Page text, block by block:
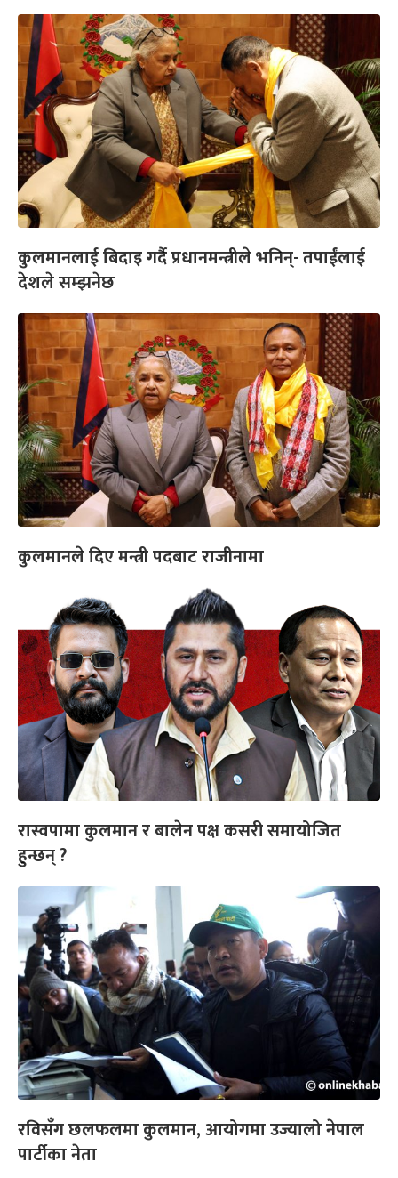
कुलमानलाई बिदाइ गर्दै प्रधानमन्त्रीले भनिन्- तपाईंलाई
देशले सम्झनेछ
कुलमानले दिए मन्त्री पदबाट राजीनामा
रास्वपामा कुलमान र बालेन पक्ष कसरी समायोजित
हुन्छन् ?
रविसँग छलफलमा कुलमान, आयोगमा उज्यालो नेपाल
पार्टीका नेता